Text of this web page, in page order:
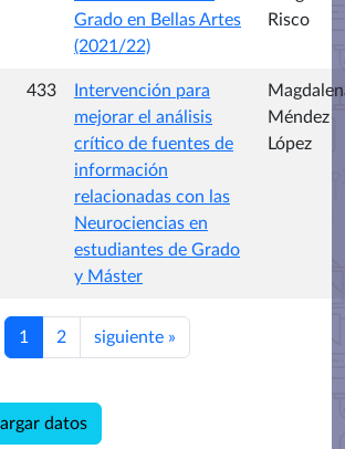
Grado en Bellas Artes
(2021/22)
Risco
433
Intervención para
mejorar el análisis
crítico de fuentes de
información
relacionadas con las
Neurociencias en
estudiantes de Grado
y Máster
Méndez
López
1 2 siguiente »
datos